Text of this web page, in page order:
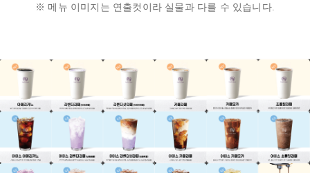
※ 메뉴 이미지는 연출컷이라 실물과 다를 수 있습니다.